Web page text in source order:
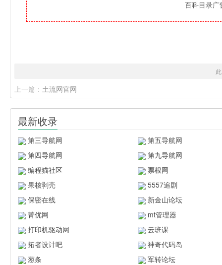
百科目录
上一篇： 土流网官网
最新收录
第三导航网
第五导航网
第四导航网
第九导航网
编程猫社区
票根网
果核剥壳
5557追剧
保密在线
新金山论坛
菁优网
mt管理器
打印机驱动网
云班课
拓者设计吧
神奇代码岛
葱条
军转论坛